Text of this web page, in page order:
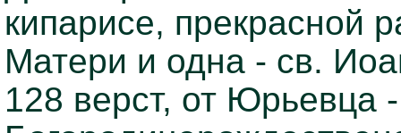
кипарисе, прекрасной
Матери и одна - св.
128 верст, от Юрьевца